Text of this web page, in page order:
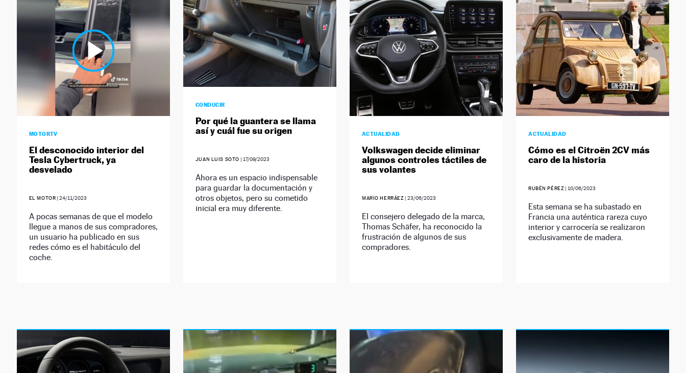
MOTORTV
El desconocido interior del
Tesla Cybertruck, ya
desvelado
EL MOTOR |24/11/2023
A pocas semanas de que el modelo
llegue a manos de sus compradores,
un usuario ha publicado en sus
redes cómo es el habitáculo del
coche.
CONDUCIR
Por qué la guantera se llama
así y cuál fue su origen
JUAN LUIS SOTO | 17/09/2023
Ahora es un espacio indispensable
para guardar la documentación y
otros objetos, pero su cometido
inicial era muy diferente.
ACTUALIDAD
Volkswagen decide eliminar
algunos controles táctiles de
sus volantes
MARIO HERRÁEZ |23/06/2023
El consejero delegado de la marca,
Thomas Schäfer, ha reconocido la
frustración de algunos de sus
compradores.
ACTUALIDAD
Cómo es el Citroën 2CV más
caro de la historia
RUBÉN PÉREZ | 10/06/2023
Esta semana se ha subastado en
Francia una auténtica rareza cuyo
interior y carrocería se realizaron
exclusivamente de madera.